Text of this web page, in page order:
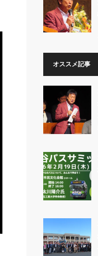
オススメ記事